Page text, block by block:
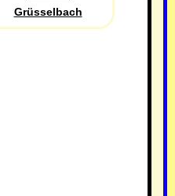
Grüsselbach